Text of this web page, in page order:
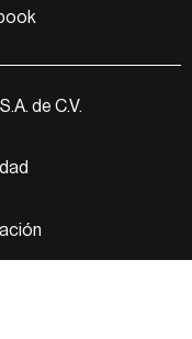
de C.V.